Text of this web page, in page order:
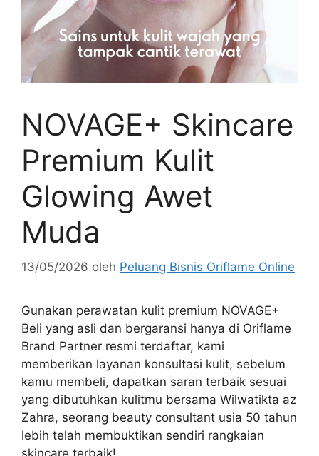
NOVAGE+ Skincare
Premium Kulit
Glowing Awet
Muda
13/05/2026 oleh Peluang Bisnis Oriflame Online
Gunakan perawatan kulit premium NOVAGE+
Beli yang asli dan bergaransi hanya di Oriflame
Brand Partner resmi terdaftar, kami
memberikan layanan konsultasi kulit, sebelum
kamu membeli, dapatkan saran terbaik sesuai
yang dibutuhkan kulitmu bersama Wilwatikta az
Zahra, seorang beauty consultant usia 50 tahun
lebih telah membuktikan sendiri rangkaian
skincare terbaik!